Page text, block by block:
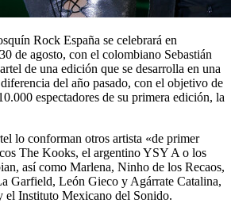
Rock España se celebrará en
de agosto, con el colombiano Sebastián
de una edición que se desarrolla en una
del año pasado, con el objetivo de
espectadores de su primera edición, la
lo conforman otros artista «de primer
The Kooks, el argentino YSY A o los
así como Marlena, Ninho de los Recaos,
Garfield, León Gieco y Agárrate Catalina,
Instituto Mexicano del Sonido.